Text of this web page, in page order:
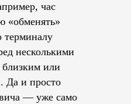
час
«обменять»
терминалу
несколькими
близким или
Да и просто
— уже само